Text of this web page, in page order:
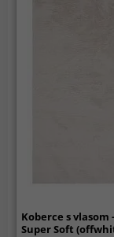
Koberce s vlasom
Super Soft